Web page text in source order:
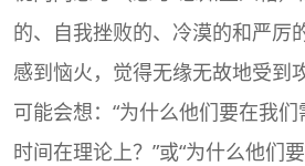
的、自我挫败的、冷漠的和严厉
感到恼火，觉得无缘无故地受到
可能会想：“为什么他们要在我
时间在理论上？”或“为什么他们